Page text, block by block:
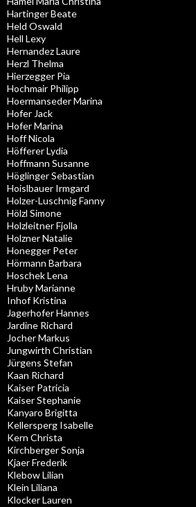
Hartinger Beate
Held Oswald
Hell Lexy
Hernandez Laure
Herzl Thelma
Hierzegger Pia
Hochmair Philipp
Hoermanseder Marina
Hofer Jack
Hofer Marina
Hoff Nicola
Höfferer Lydia
Hoffmann Susanne
Höglinger Sebastian
Hoislbauer Irmgard
Holzer-Luschnig Fanny
Hölzl Simone
Holzleitner Fjolla
Holzner Natalie
Honegger Peter
Hörmann Barbara
Hoschek Lena
Hruby Marianne
Inhof Kristina
Jagerhofer Hannes
Jardine Richard
Jocher Markus
Jungwirth Christian
Jürgens Stefan
Kaan Richard
Kaiser Patricia
Kaiser Stephanie
Kanyaro Brigitta
Kellersperg Isabelle
Kern Christa
Kirchberger Sonja
Kjaer Frederik
Klebow Lilian
Klein Liliana
Klocker Lauren